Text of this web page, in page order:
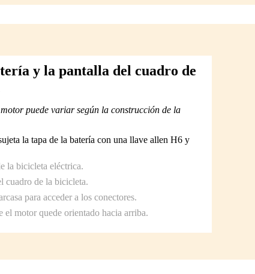
y la pantalla del cuadro de
puede variar según la construcción de la
la tapa de la batería con una llave allen H6 y
la bicicleta eléctrica.
cuadro de la bicicleta.
para acceder a los conectores.
motor quede orientado hacia arriba.